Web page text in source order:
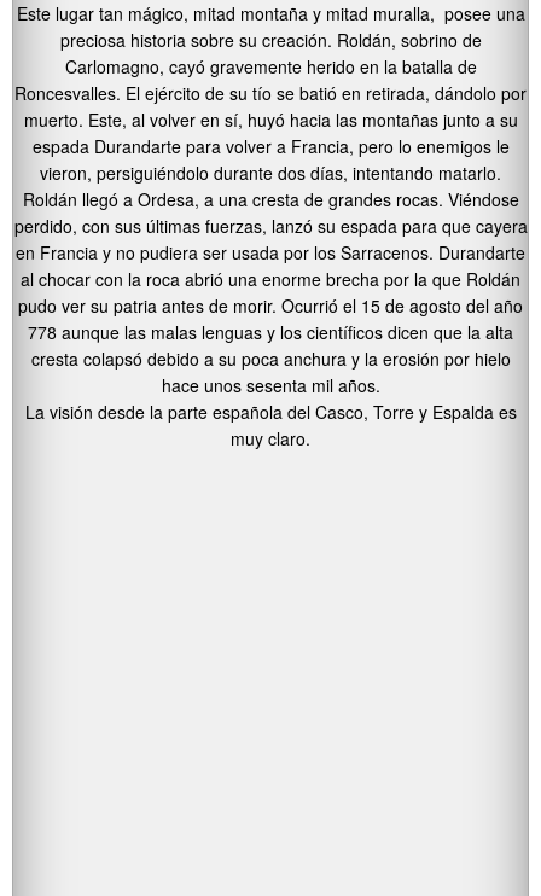
Este lugar tan mágico, mitad montaña y mitad muralla, posee una
preciosa historia sobre su creación. Roldán, sobrino de
Carlomagno, cayó gravemente herido en la batalla de
Roncesvalles. El ejército de su tío se batió en retirada, dándolo por
muerto. Este, al volver en sí, huyó hacia las montañas junto a su
espada Durandarte para volver a Francia, pero lo enemigos le
vieron, persiguiéndolo durante dos días, intentando matarlo.
Roldán llegó a Ordesa, a una cresta de grandes rocas. Viéndose
perdido, con sus últimas fuerzas, lanzó su espada para que cayera
en Francia y no pudiera ser usada por los Sarracenos. Durandarte
al chocar con la roca abrió una enorme brecha por la que Roldán
pudo ver su patria antes de morir. Ocurrió el 15 de agosto del año
778 aunque las malas lenguas y los científicos dicen que la alta
cresta colapsó debido a su poca anchura y la erosión por hielo
hace unos sesenta mil años.
La visión desde la parte española del Casco, Torre y Espalda es
muy claro.